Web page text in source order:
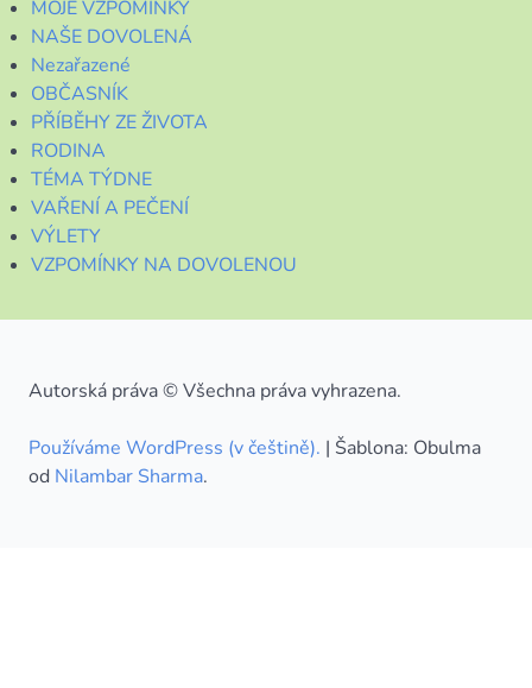
MOJE VZPOMÍNKY
NAŠE DOVOLENÁ
Nezařazené
OBČASNÍK
PŘÍBĚHY ZE ŽIVOTA
RODINA
TÉMA TÝDNE
VAŘENÍ A PEČENÍ
VÝLETY
VZPOMÍNKY NA DOVOLENOU
Autorská práva © Všechna práva vyhrazena.
Používáme WordPress (v češtině). | Šablona: Obulma
od Nilambar Sharma.